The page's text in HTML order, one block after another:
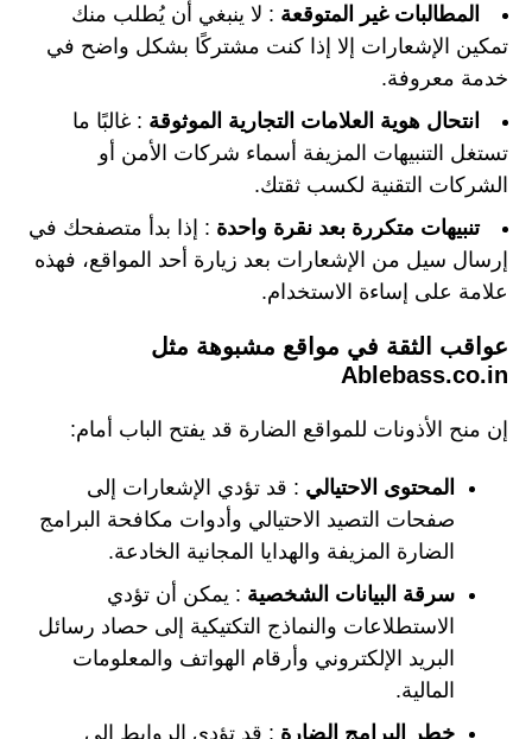
المطالبات غير المتوقعة : لا ينبغي أن يُطلب منك
تمكين الإشعارات إلا إذا كنت مشتركًا بشكل واضح في
خدمة معروفة.
انتحال هوية العلامات التجارية الموثوقة : غالبًا ما
تستغل التنبيهات المزيفة أسماء شركات الأمن أو
الشركات التقنية لكسب ثقتك.
تنبيهات متكررة بعد نقرة واحدة : إذا بدأ متصفحك في
إرسال سيل من الإشعارات بعد زيارة أحد المواقع، فهذه
علامة على إساءة الاستخدام.
عواقب الثقة في مواقع مشبوهة مثل
Ablebass.co.in
إن منح الأذونات للمواقع الضارة قد يفتح الباب أمام:
المحتوى الاحتيالي : قد تؤدي الإشعارات إلى
صفحات التصيد الاحتيالي وأدوات مكافحة البرامج
الضارة المزيفة والهدايا المجانية الخادعة.
سرقة البيانات الشخصية : يمكن أن تؤدي
الاستطلاعات والنماذج التكتيكية إلى حصاد رسائل
البريد الإلكتروني وأرقام الهواتف والمعلومات
المالية.
خطر البرامج الضارة : قد تؤدي الروابط إلى